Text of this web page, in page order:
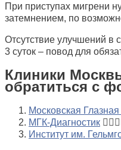
При приступах мигрени
затемнением, по
Отсутствие улучшений в
3 суток – повод для
Клиники
обратиться с
Московская
МГК-Диагностик
Институт им.